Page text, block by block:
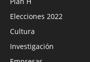
Elecciones 2022
Cultura
Investigación